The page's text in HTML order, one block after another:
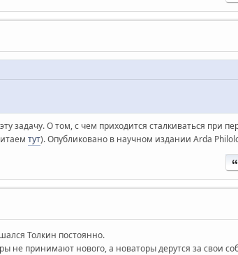
задачу. О том, с чем приходится сталкиваться при
тут). Опубликовано в научном издании Arda
Толкин постоянно.
не принимают нового, а новаторы дерутся за свои